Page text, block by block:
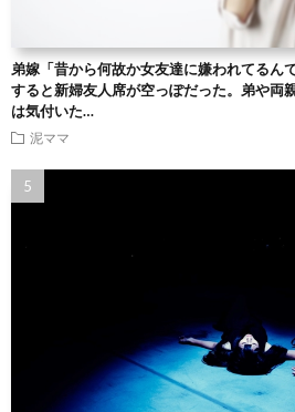
弟嫁「昔から何故か女友達に嫌われてるん
すると新婦友人席が空っぽだった。弟や両
は気付いた…
泥ママ